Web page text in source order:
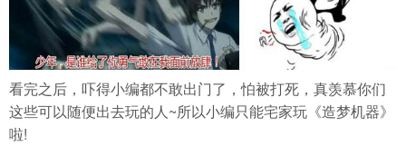
看完之后，吓得小编都不敢出门了，怕被打死，真羡慕你们
这些可以随便出去玩的人~所以小编只能宅家玩《造梦机器》
啦!